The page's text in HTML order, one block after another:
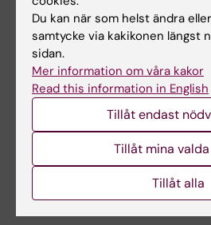
Hospitalizations: A
Bach P; Franck J; Hallgren
M; Westman J
ARTICLE:JOURNAL OF
COMMUNITY HEALTH.
Excess mortality among
homelessness with
a Swedish cohort study
Gaber SN; Franck J; Widing
Mattsson E; Westman J
Du kan när som helst ändra
samtycke via kakikonen längst
sidan.
Mer information om våra kakor
Read this information in English
Tillåt endast
Tillåt mina
Tillåt alla